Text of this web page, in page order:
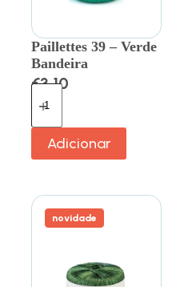
Paillettes 39 – Verde
Bandeira
€3.10
Adicionar
novidade